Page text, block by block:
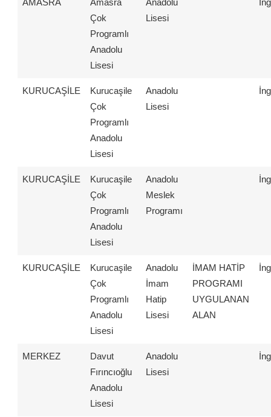
AMASRA
Amasra
Çok
Programlı
Anadolu
Lisesi
Anadolu
Lisesi
KURUCAŞİLE
Kurucaşile
Çok
Programlı
Anadolu
Lisesi
Anadolu
Lisesi
KURUCAŞİLE
Kurucaşile
Çok
Programlı
Anadolu
Lisesi
Anadolu
Meslek
Programı
KURUCAŞİLE
Kurucaşile
Çok
Programlı
Anadolu
Lisesi
Anadolu
İmam
Hatip
Lisesi
İMAM HATİP
PROGRAMI
UYGULANAN
ALAN
MERKEZ
Davut
Fırıncıoğlu
Anadolu
Lisesi
Anadolu
Lisesi